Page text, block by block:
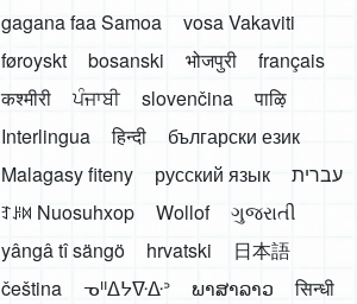
gagana faa Samoa
vosa Vakaviti
føroyskt
bosanski भोजपुरी
français
कश्मीरी
ਪੰਜਾਬੀ slovenčina
पाऴि
Interlingua
हिन्दी
български език
Malagasy fiteny
русский язык
עברית
ꆈꌠ꒿ Nuosuhxop
Wollof
ગુજરાતી
yângâ tî sängö
hrvatski
日本語
čeština
ᓀᐦᐃᔭᐍᐏᐣ ພາສາລາວ
सिन्धी